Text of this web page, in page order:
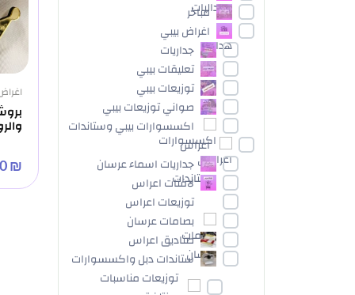
₪ 5.00
مباخر
اغراض بيبي
جداريات
تعليقات بيبي
توزيعات بيبي
صواني توزيعات بيبي
اكسسوارات بيبي وستاندات
اعراس
جداريات اسماء عرسان
لافتات اعراس
توزيعات اعراس
بصامات عرسان
صناديق اعراس
ستاندات دبل واكسسوارات
توزيعات مناسبات